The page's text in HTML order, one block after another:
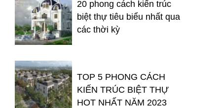
20 phong cách kiến trúc
biệt thự tiêu biểu nhất qua
các thời kỳ
TOP 5 PHONG CÁCH
KIẾN TRÚC BIỆT THỰ
HOT NHẤT NĂM 2023